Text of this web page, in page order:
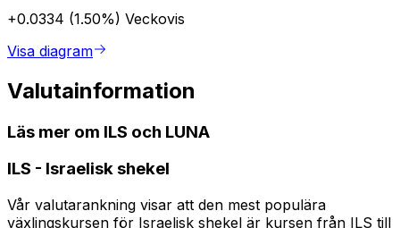
+0.0334 (1.50%) Veckovis
Visa diagram
Valutainformation
Läs mer om ILS och LUNA
ILS - Israelisk shekel
Vår valutarankning visar att den mest populära
växlingskursen för Israelisk shekel är kursen från ILS till